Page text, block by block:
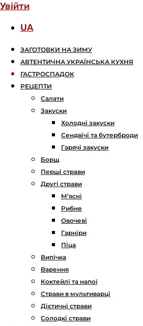
Увійти
UA
ЗАГОТОВКИ НА ЗИМУ
АВТЕНТИЧНА УКРАЇНСЬКА КУХНЯ
ГАСТРОСПАДОК
РЕЦЕПТИ
Салати
Закуски
Холодні закуски
Сендвічі та бутерброди
Гарячі закуски
Борщ
Перші страви
Другі страви
М’ясні
Рибне
Овочеві
Гарніри
Піца
Випічка
Варення
Коктейлі та напої
Страви в мультиварці
Дієтичні страви
Солодкі страви